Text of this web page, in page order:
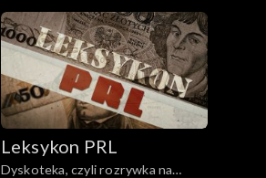
Leksykon PRL
Dyskoteka, czyli rozrywka na